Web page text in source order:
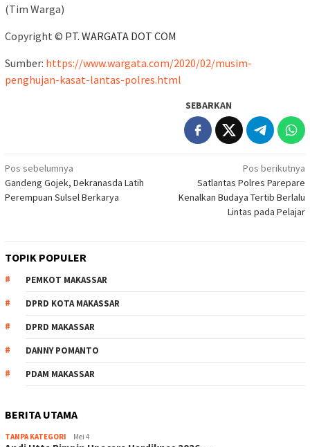
(Tim Warga)
Copyright © PT. WARGATA DOT COM
Sumber: https://www.wargata.com/2020/02/musim-
penghujan-kasat-lantas-polres.html
SEBARKAN
Navigasi
pos
Pos sebelumnya
Gandeng Gojek, Dekranasda Latih
Perempuan Sulsel Berkarya
Pos berikutnya
Satlantas Polres Parepare
Kenalkan Budaya Tertib Berlalu
Lintas pada Pelajar
TOPIK POPULER
PEMKOT MAKASSAR
DPRD KOTA MAKASSAR
DPRD MAKASSAR
DANNY POMANTO
PDAM MAKASSAR
BERITA UTAMA
TANPA KATEGORI Mei 4